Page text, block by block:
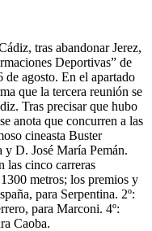
tras abandonar Jerez,
Deportivas” de
agosto. En el apartado
que la tercera reunión se
Tras precisar que hubo
anota que concurren a las
cineasta Buster
y D. José María Pemán.
las cinco carreras
metros; los premios y
para Serpentina. 2º:
para Marconi. 4º:
Caoba.